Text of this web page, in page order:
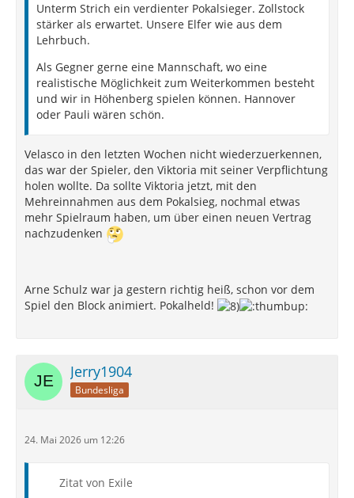
Unterm Strich ein verdienter Pokalsieger. Zollstock
stärker als erwartet. Unsere Elfer wie aus dem
Lehrbuch.
Als Gegner gerne eine Mannschaft, wo eine
realistische Möglichkeit zum Weiterkommen besteht
und wir in Höhenberg spielen können. Hannover
oder Pauli wären schön.
Velasco in den letzten Wochen nicht wiederzuerkennen,
das war der Spieler, den Viktoria mit seiner Verpflichtung
holen wollte. Da sollte Viktoria jetzt, mit den
Mehreinnahmen aus dem Pokalsieg, nochmal etwas
mehr Spielraum haben, um über einen neuen Vertrag
nachzudenken
Arne Schulz war ja gestern richtig heiß, schon vor dem
Spiel den Block animiert. Pokalheld!
Jerry1904
Bundesliga
24. Mai 2026 um 12:26
Zitat von Exile